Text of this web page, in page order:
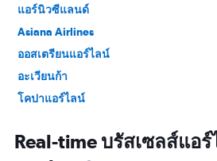
แอร์นิวซีแลนด์
Asiana Airlines
ออสเตรียนแอร์ไลน์
อะเวียนก้า
โคปาแอร์ไลน์
อียิปต์แอร์
Real-time บรัสเซลส์แอ